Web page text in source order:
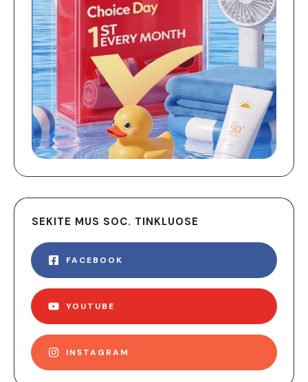
SEKITE MUS SOC. TINKLUOSE
FACEBOOK
YOUTUBE
INSTAGRAM